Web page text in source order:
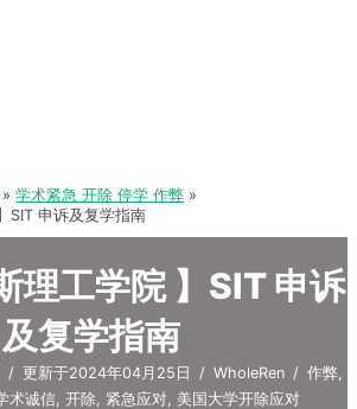
学术紧急 开除 停学 作弊
SIT 申诉及复学指南
理工学院 】SIT 申诉
及复学指南
/ 更新于2024年04月25日 / WholeRen / 作弊,
术诚信, 开除, 紧急应对, 美国大学开除应对